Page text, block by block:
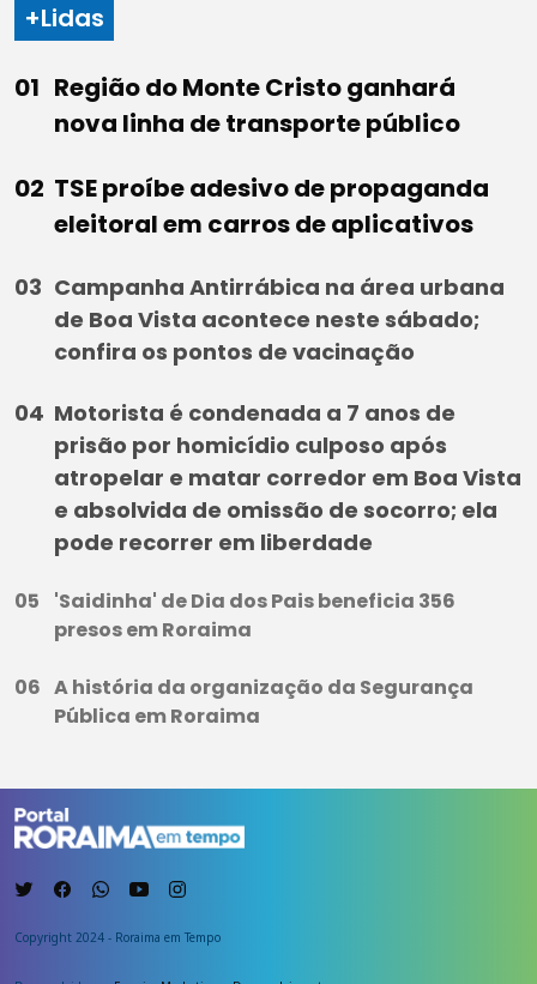
+Lidas
Região do Monte Cristo ganhará
nova linha de transporte público
TSE proíbe adesivo de propaganda
eleitoral em carros de aplicativos
Campanha Antirrábica na área urbana
de Boa Vista acontece neste sábado;
confira os pontos de vacinação
Motorista é condenada a 7 anos de
prisão por homicídio culposo após
atropelar e matar corredor em Boa Vista
e absolvida de omissão de socorro; ela
pode recorrer em liberdade
'Saidinha' de Dia dos Pais beneficia 356
presos em Roraima
A história da organização da Segurança
Pública em Roraima
Copyright 2024 - Roraima em Tempo